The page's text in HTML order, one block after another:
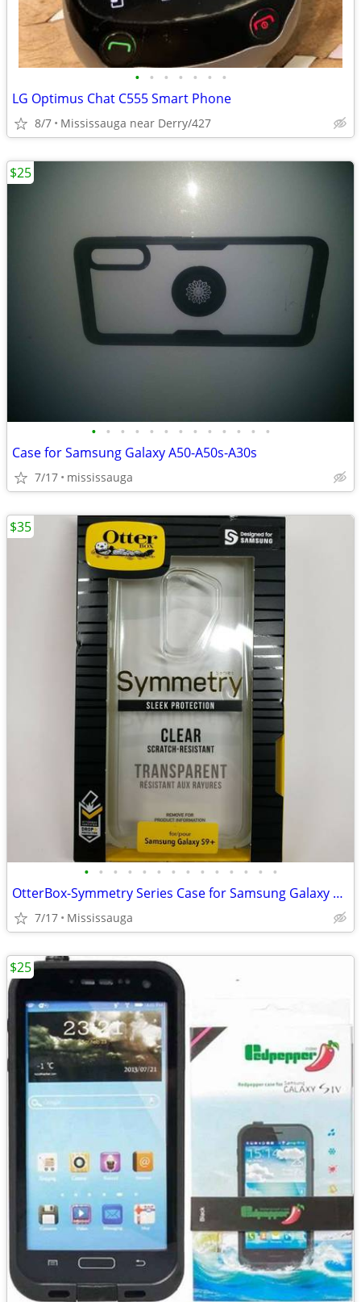
• • • • • • •
LG Optimus Chat C555 Smart Phone
8/7 Mississauga near Derry/427
• • • • • • • • • • • • •
Case for Samsung Galaxy A50-A50s-A30s
7/17 mississauga
$25
• • • • • • • • • • • • • •
OtterBox-Symmetry Series Case for Samsung Galaxy S9 plus
7/17 Mississauga
$35
$25